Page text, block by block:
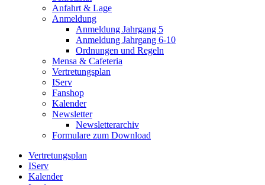
Anfahrt & Lage
Anmeldung
Anmeldung Jahrgang 5
Anmeldung Jahrgang 6-10
Ordnungen und Regeln
Mensa & Cafeteria
Vertretungsplan
IServ
Fanshop
Kalender
Newsletter
Newsletterarchiv
Formulare zum Download
Vertretungsplan
IServ
Kalender